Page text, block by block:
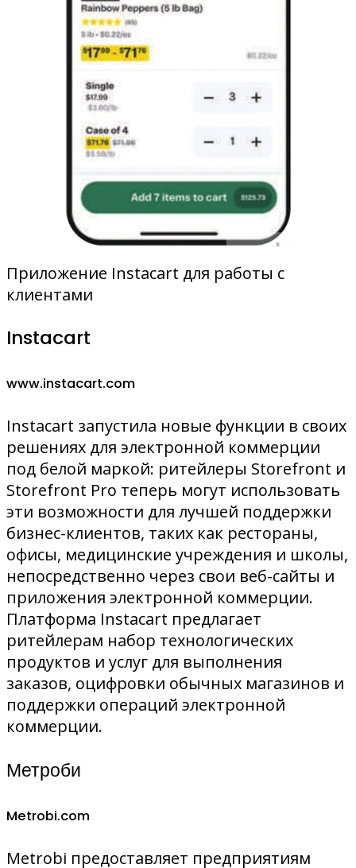
Приложение Instacart для работы с
клиентами
Instacart
www.instacart.com
Instacart запустила новые функции в своих
решениях для электронной коммерции
под белой маркой: ритейлеры Storefront и
Storefront Pro теперь могут использовать
эти возможности для лучшей поддержки
бизнес-клиентов, таких как рестораны,
офисы, медицинские учреждения и школы,
непосредственно через свои веб-сайты и
приложения электронной коммерции.
Платформа Instacart предлагает
ритейлерам набор технологических
продуктов и услуг для выполнения
заказов, оцифровки обычных магазинов и
поддержки операций электронной
коммерции.
Метроби
Metrobi.com
Metrobi предоставляет предприятиям